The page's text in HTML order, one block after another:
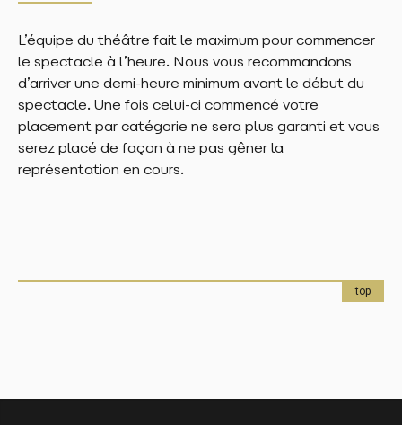
L’équipe du théâtre fait le maximum pour commencer
le spectacle à l’heure. Nous vous recommandons
d’arriver une demi-heure minimum avant le début du
spectacle. Une fois celui-ci commencé votre
placement par catégorie ne sera plus garanti et vous
serez placé de façon à ne pas gêner la
représentation en cours.
top